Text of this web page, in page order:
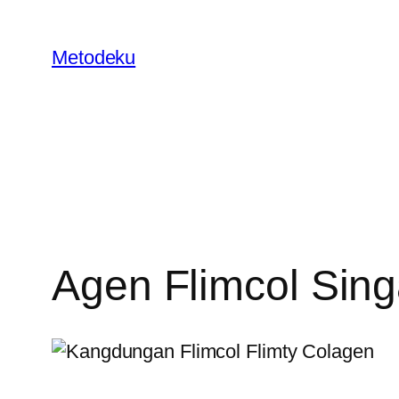
content
Metodeku
Agen Flimcol